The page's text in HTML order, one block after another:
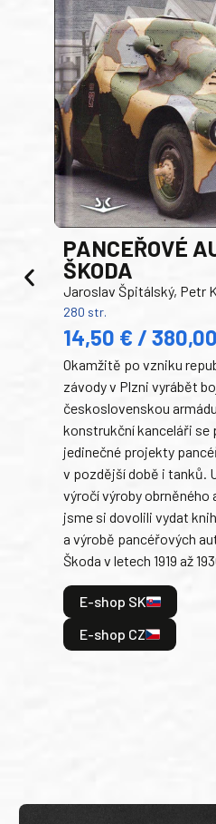
PANCEŘOVÉ
ŠKODA
Jaroslav Špitálský, Petr
280 str.
14,50 € /
Okamžitě po vzniku
závody v Plzni vyrábět
československou
konstrukční kanceláři se
jedinečné projekty
v pozdější době i tanků.
výročí výroby obrněného
jsme si dovolili vydat
a výrobě pancéřových
Škoda v letech 1919 až
E-shop SK
E-shop CZ